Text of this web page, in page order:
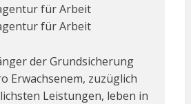
für Arbeit
für Arbeit
der Grundsicherung
Erwachsenem, zuzüglich
Leistungen, leben in